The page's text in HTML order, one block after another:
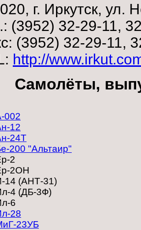
г. Иркутск, ул.
(3952) 32-29-11,
(3952) 32-29-11,
http://
Самолёты,
002
12
24Т
200 "Альтаир"
2
2ОН
14 (АНТ-31)
4 (ДБ-3Ф)
6
28
23УБ